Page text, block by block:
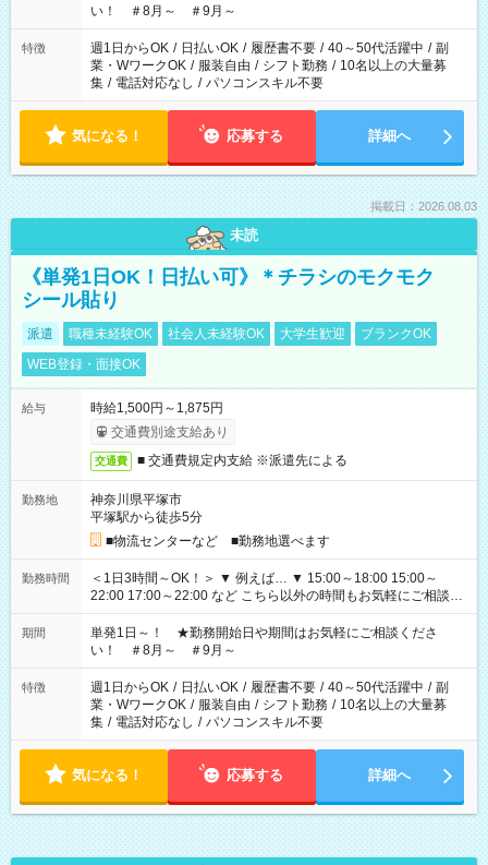
い！ ＃8月～ ＃9月～
特徴 週1日からOK / 日払いOK / 履歴書不要 / 40～50代活躍中 / 副
業・WワークOK / 服装自由 / シフト勤務 / 10名以上の大量募
集 / 電話対応なし / パソコンスキル不要
気になる！ 応募する 詳細へ
掲載日：2026.08.03
未読
《単発1日OK！日払い可》＊チラシのモクモク
シール貼り
派遣 職種未経験OK 社会人未経験OK 大学生歓迎
ブランクOK
WEB登録・面接OK
給与
時給1,500円～1,875円
交通費別途支給あり
交通費 ■ 交通費規定内支給 ※派遣先による
勤務地
神奈川県平塚市
平塚駅から徒歩5分
■物流センターなど ■勤務地選べます
勤務時間
＜1日3時間～OK！＞ ▼ 例えば… ▼ 15:00～18:00 15:00～
22:00 17:00～22:00 など こちら以外の時間もお気軽にご相談く
ださい！
期間
単発1日～！ ★勤務開始日や期間はお気軽にご相談くださ
い！ ＃8月～ ＃9月～
特徴 週1日からOK / 日払いOK / 履歴書不要 / 40～50代活躍中 / 副
業・WワークOK / 服装自由 / シフト勤務 / 10名以上の大量募
集 / 電話対応なし / パソコンスキル不要
気になる！ 応募する 詳細へ